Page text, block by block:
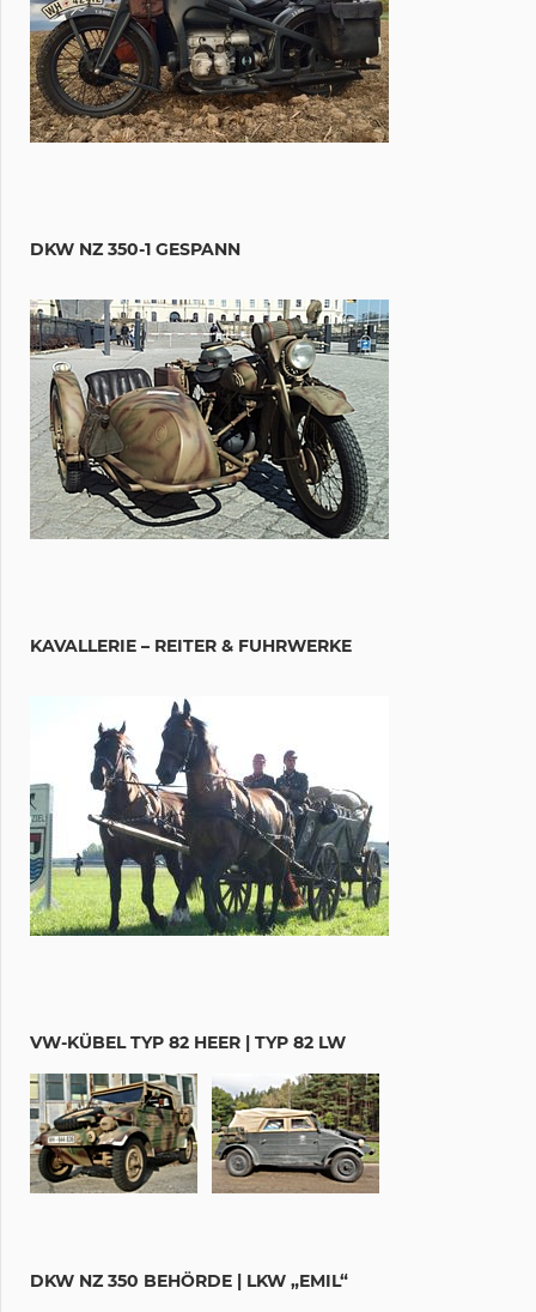
DKW NZ 350-1 GESPANN
KAVALLERIE – REITER & FUHRWERKE
VW-KÜBEL TYP 82 HEER | TYP 82 LW
DKW NZ 350 BEHÖRDE | LKW „EMIL“